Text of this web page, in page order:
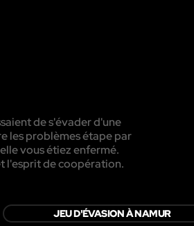
de s'évader d'une
les problèmes étape par
vous étiez enfermé.
l'esprit de coopération.
JEU D'ÉVASION À NAMUR